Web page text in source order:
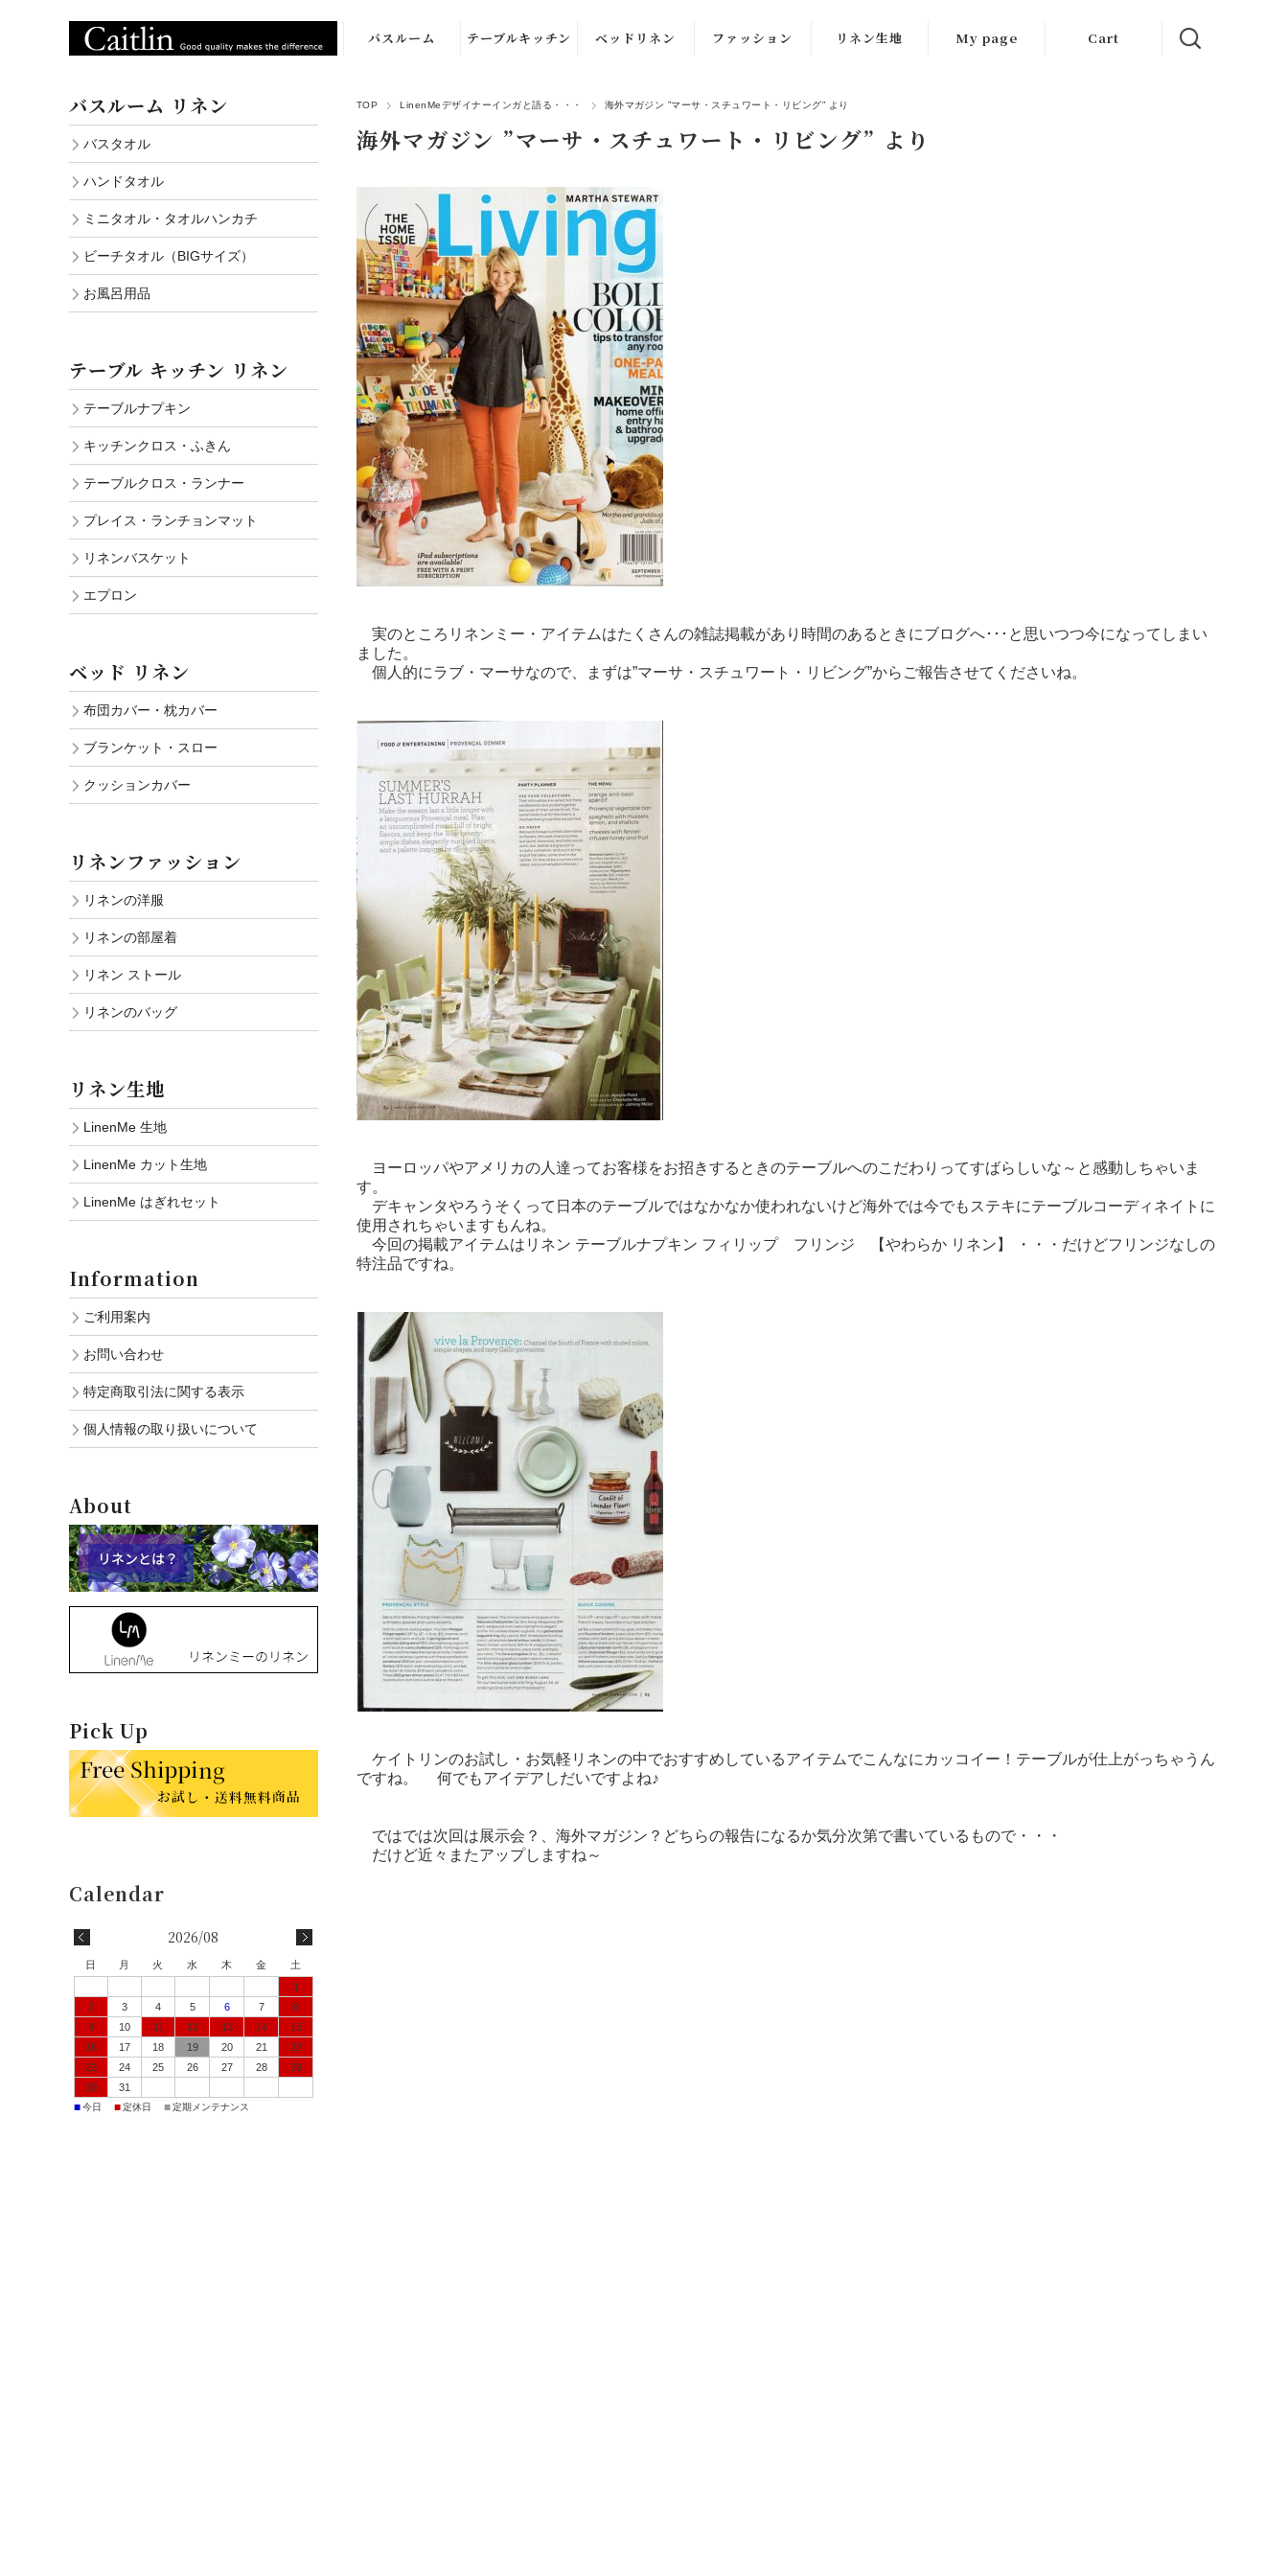
バスルーム
ハンドタオル
ビーチタオル
（BIGサイズ）
お風呂用品
テーブルキッチン
ン
キッチンクロ
テーブルクロ
ス・ランナー
プレイス・ラン
チョンマット
バスケット
エプロン
ベッドリネン
カバー
ブランケット・
クッションカバ
ー
ファッション
部屋着
リネン生地
カット生地
My page Cart
TOP LinenMeデザイナーインガと語る・・・ 海外マガジン ”マーサ・スチュワート・リビング” より
海外マガジン ”マーサ・スチュワート・リビング” より
実のところリネンミー・アイテムはたくさんの雑誌掲載があり時間のあるときにブログへ･･･と思いつつ今になってしまい
ました。
個人的にラブ・マーサなので、まずは”マーサ・スチュワート・リビング”からご報告させてくださいね。
ヨーロッパやアメリカの人達ってお客様をお招きするときのテーブルへのこだわりってすばらしいな～と感動しちゃいま
す。
デキャンタやろうそくって日本のテーブルではなかなか使われないけど海外では今でもステキにテーブルコーディネイトに
使用されちゃいますもんね。
今回の掲載アイテムは リネン テーブルナプキン フィリップ フリンジ 【やわらか リネン】
・・・だけどフリンジなしの
特注品ですね。
ケイトリンのお試し・お気軽リネンの中でおすすめしているアイテムでこんなにカッコイー！テーブルが仕上がっちゃうん
ですね。 何でもアイデアしだいですよね♪
ではでは次回は展示会？、海外マガジン？どちらの報告になるか気分次第で書いているもので・・・
だけど近々またアップしますね～
バスルーム リネン
バスタオル
ハンドタオル
ミニタオル・タオルハンカチ
ビーチタオル（BIGサイズ）
お風呂用品
テーブル キッチン リネン
テーブルナプキン
キッチンクロス・ふきん
テーブルクロス・ランナー
プレイス・ランチョンマット
リネンバスケット
エプロン
ベッド リネン
布団カバー・枕カバー
ブランケット・スロー
クッションカバー
リネンファッション
リネンの洋服
リネンの部屋着
リネン ストール
リネンのバッグ
リネン生地
LinenMe 生地
LinenMe カット生地
LinenMe はぎれセット
Information
ご利用案内
お問い合わせ
特定商取引法に関する表示
個人情報の取り扱いについて
About
Pick Up
2026/08
日 月 火 水 木 金
土
1
2
3 4 5 6 7
8
9
10 11 12 13 14
15
16
17 18 19 20 21
22
23
24 25 26 27 28
29
30
31
■今日 ■定休日 ■定期メンテナンス